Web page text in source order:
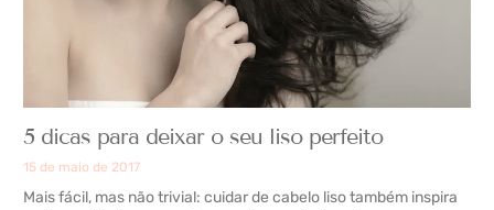
5 dicas para deixar o seu liso perfeito
15 de maio de 2017
Mais fácil, mas não trivial: cuidar de cabelo liso também inspira